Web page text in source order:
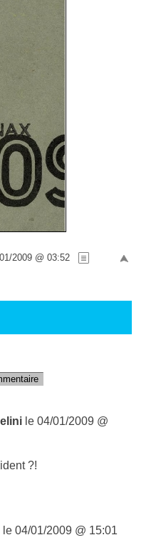
2009 @ 03:52
le 04/01/2009 @
?!
le 04/01/2009 @ 15:01